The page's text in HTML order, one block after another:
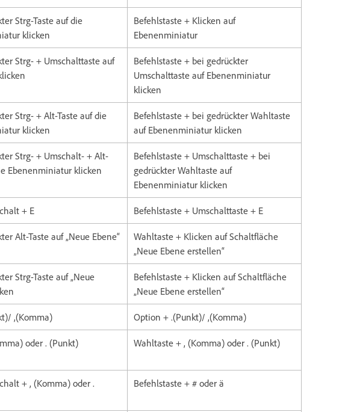
Strg-Taste auf die
klicken
Befehlstaste + Klicken auf
Ebenenminiatur
Strg- + Umschalttaste auf
Befehlstaste + bei gedrückter
Umschalttaste auf Ebenenminiatur
klicken
Strg- + Alt-Taste auf die
klicken
Befehlstaste + bei gedrückter Wahltaste
auf Ebenenminiatur klicken
Strg- + Umschalt- + Alt-
Ebenenminiatur klicken
Befehlstaste + Umschalttaste + bei
gedrückter Wahltaste auf
Ebenenminiatur klicken
+ E Befehlstaste + Umschalttaste + E
Alt-Taste auf „Neue Ebene“
Wahltaste + Klicken auf Schaltfläche
„Neue Ebene erstellen“
Strg-Taste auf „Neue
Befehlstaste + Klicken auf Schaltfläche
„Neue Ebene erstellen“
,(Komma) Option + .(Punkt)/ ,(Komma)
oder . (Punkt) Wahltaste + , (Komma) oder . (Punkt)
+ , (Komma) oder .
Befehlstaste + # oder ä